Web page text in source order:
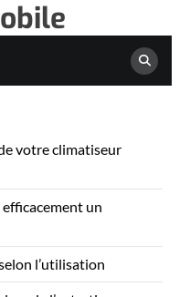
votre climatiseur
un
l’utilisation